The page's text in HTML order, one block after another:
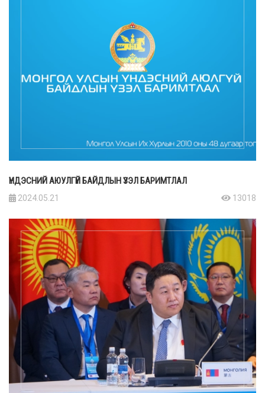
ҮНДЭСНИЙ АЮУЛГҮЙ БАЙДЛЫН ҮЗЭЛ БАРИМТЛАЛ
2024.05.21 13018